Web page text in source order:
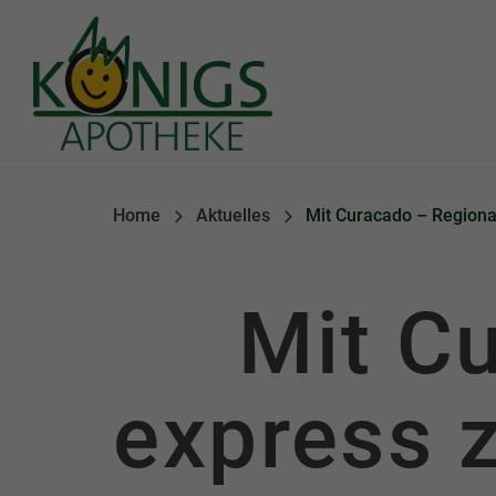
Home Aktuelles Mit Curacado –
Mit
express